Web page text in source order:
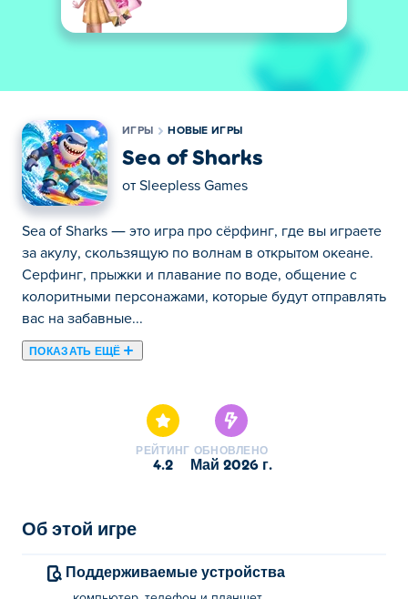
ИГРЫ НОВЫЕ ИГРЫ
Sea of Sharks
от Sleepless Games
Sea of Sharks — это игра про сёрфинг, где вы играете
за акулу, скользящую по волнам в открытом океане.
Серфинг, прыжки и плавание по воде, общение с
колоритными персонажами, которые будут отправлять
вас на забавные...
ПОКАЗАТЬ ЕЩЁ
Серфинг, прыжки и плавание по воде, общение с
колоритными персонажами, которые будут отправлять
вас на забавные задания. Зарабатывайте монеты,
кораблей на своем пути. Океан ваш — вперед,
Как играть в Sea of Sharks?
РЕЙТИНГ
4.2
ОБНОВЛЕНО
май 2026 г.
Об этой игре
Поддерживаемые устройства